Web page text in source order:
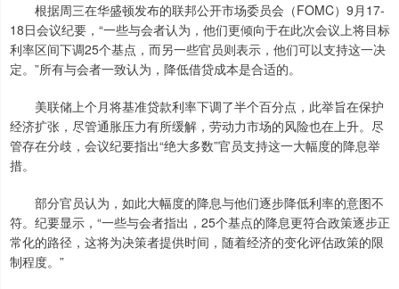
根据周三在华盛顿发布的联邦公开市场委员会（FOMC）9月17-
18日会议纪要，“一些与会者认为，他们更倾向于在此次会议上将目标
利率区间下调25个基点，而另一些官员则表示，他们可以支持这一决
定。”所有与会者一致认为，降低借贷成本是合适的。
美联储上个月将基准贷款利率下调了半个百分点，此举旨在保护
经济扩张，尽管通胀压力有所缓解，劳动力市场的风险也在上升。尽
管存在分歧，会议纪要指出“绝大多数”官员支持这一大幅度的降息举
措。
部分官员认为，如此大幅度的降息与他们逐步降低利率的意图不
符。纪要显示，“一些与会者指出，25个基点的降息更符合政策逐步正
常化的路径，这将为决策者提供时间，随着经济的变化评估政策的限
制程度。”